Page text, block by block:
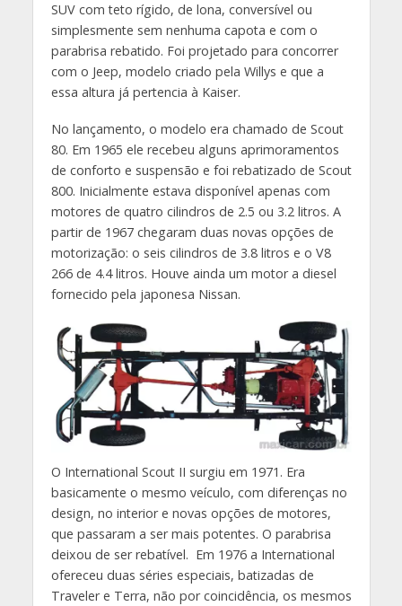
SUV com teto rígido, de lona, conversível ou
simplesmente sem nenhuma capota e com o
parabrisa rebatido. Foi projetado para concorrer
com o Jeep, modelo criado pela Willys e que a
essa altura já pertencia à Kaiser.
No lançamento, o modelo era chamado de Scout
80. Em 1965 ele recebeu alguns aprimoramentos
de conforto e suspensão e foi rebatizado de Scout
800. Inicialmente estava disponível apenas com
motores de quatro cilindros de 2.5 ou 3.2 litros. A
partir de 1967 chegaram duas novas opções de
motorização: o seis cilindros de 3.8 litros e o V8
266 de 4.4 litros. Houve ainda um motor a diesel
fornecido pela japonesa Nissan.
O International Scout II surgiu em 1971. Era
basicamente o mesmo veículo, com diferenças no
design, no interior e novas opções de motores,
que passaram a ser mais potentes. O parabrisa
deixou de ser rebatível. Em 1976 a International
ofereceu duas séries especiais, batizadas de
Traveler e Terra, não por coincidência, os mesmos